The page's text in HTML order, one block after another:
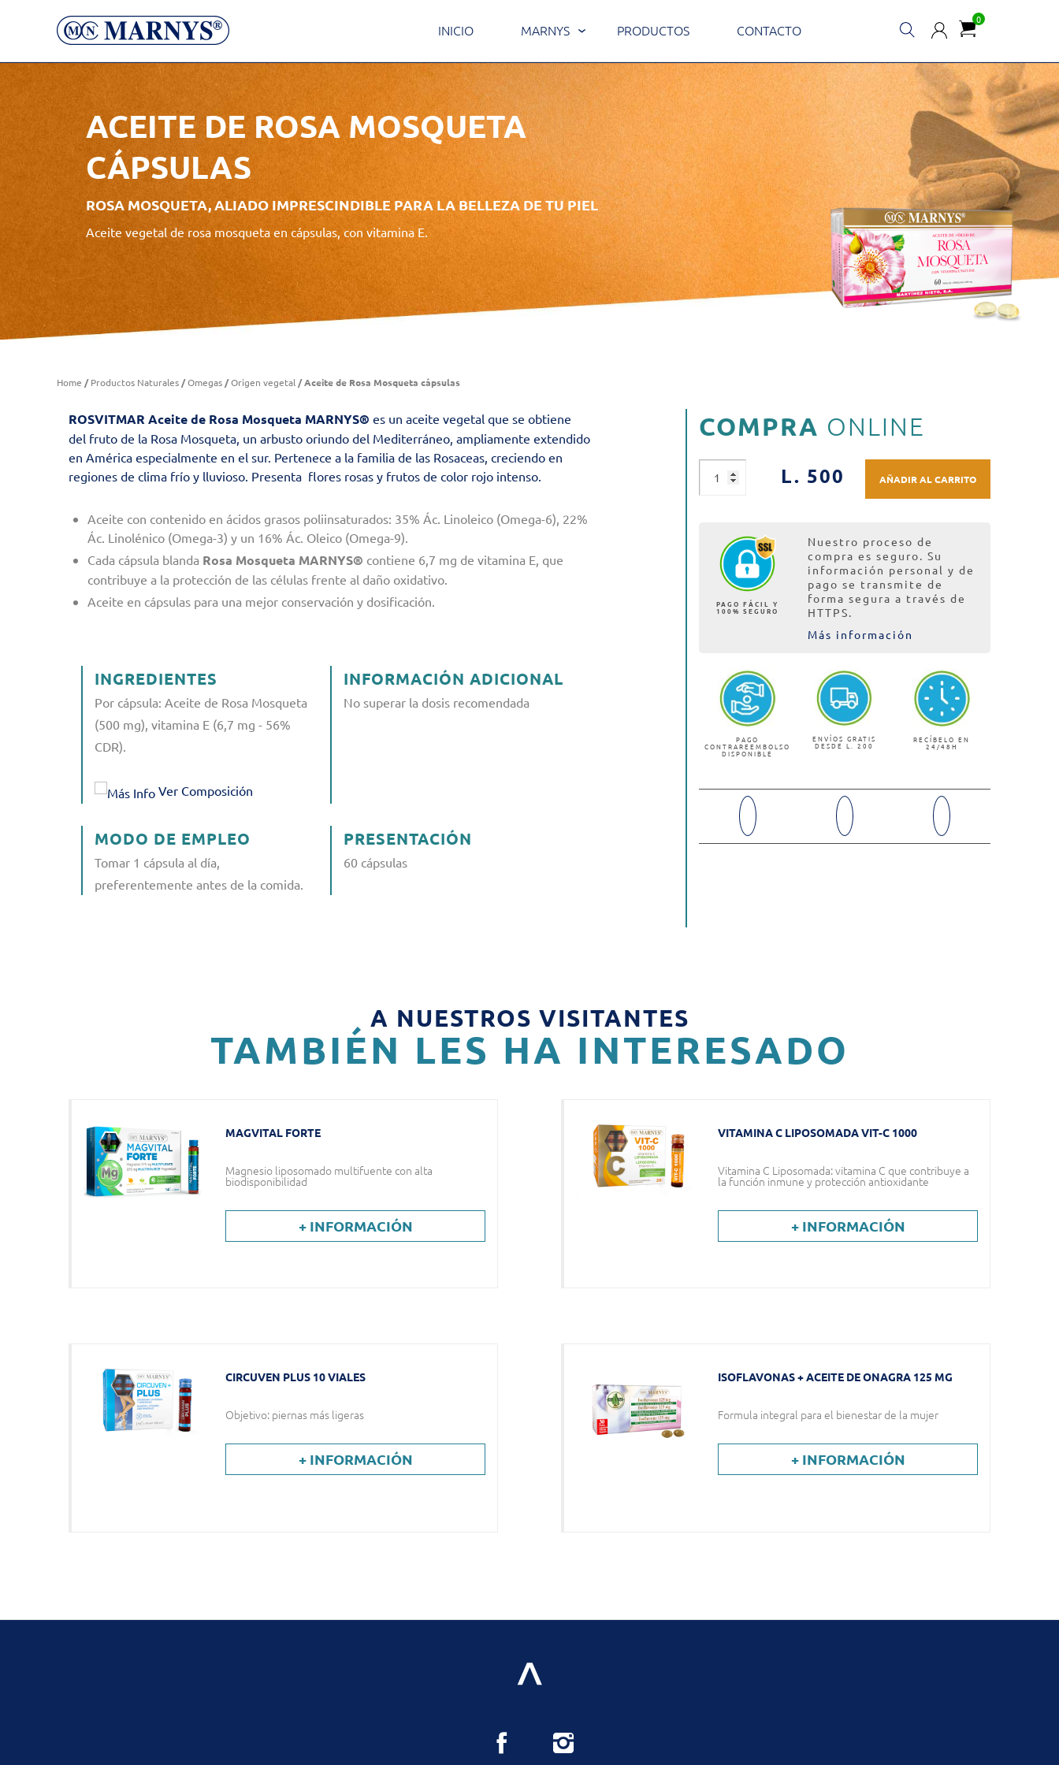
INICIO MARNYS PRODUCTOS CONTACTO
0
ACEITE DE ROSA MOSQUETA
CÁPSULAS
ROSA MOSQUETA, ALIADO IMPRESCINDIBLE PARA LA BELLEZA DE TU PIEL
Aceite vegetal de rosa mosqueta en cápsulas, con vitamina E.
Home /Productos Naturales /Omegas /Origen vegetal / Aceite de Rosa Mosqueta cápsulas
ROSVITMAR Aceite de Rosa Mosqueta MARNYS® es un aceite vegetal que se obtiene
del fruto de la Rosa Mosqueta, un arbusto oriundo del Mediterráneo, ampliamente extendido
en América especialmente en el sur. Pertenece a la familia de las Rosaceas, creciendo en
regiones de clima frío y lluvioso. Presenta flores rosas y frutos de color rojo intenso.
Aceite con contenido en ácidos grasos poliinsaturados: 35% Ác. Linoleico (Omega-6), 22%
Ác. Linolénico (Omega-3) y un 16% Ác. Oleico (Omega-9).
Cada cápsula blanda Rosa Mosqueta MARNYS® contiene 6,7 mg de vitamina E, que
contribuye a la protección de las células frente al daño oxidativo.
Aceite en cápsulas para una mejor conservación y dosificación.
INGREDIENTES
Por cápsula: Aceite de Rosa Mosqueta
(500 mg), vitamina E (6,7 mg - 56%
CDR).
Ver Composición
INFORMACIÓN ADICIONAL
No superar la dosis recomendada
MODO DE EMPLEO
Tomar 1 cápsula al día,
preferentemente antes de la comida.
PRESENTACIÓN
60 cápsulas
COMPRA ONLINE
L. 500 AÑADIR AL CARRITO
PAGO FÁCIL Y
100% SEGURO
Nuestro proceso de
compra es seguro. Su
información personal y de
pago se transmite de
forma segura a través de
HTTPS.
Más información
PAGO
CONTRAREEMBOLSO
DISPONIBLE
ENVÍOS GRATIS
DESDE L. 200
RECÍBELO EN
24/48H
A NUESTROS VISITANTES
TAMBIÉN LES HA INTERESADO
MAGVITAL FORTE
Magnesio liposomado multifuente con alta
biodisponibilidad
+ INFORMACIÓN
VITAMINA C LIPOSOMADA VIT-C 1000
Vitamina C Liposomada: vitamina C que contribuye a
la función inmune y protección antioxidante
+ INFORMACIÓN
CIRCUVEN PLUS 10 VIALES
Objetivo: piernas más ligeras
+ INFORMACIÓN
ISOFLAVONAS + ACEITE DE ONAGRA 125 MG
Formula integral para el bienestar de la mujer
+ INFORMACIÓN